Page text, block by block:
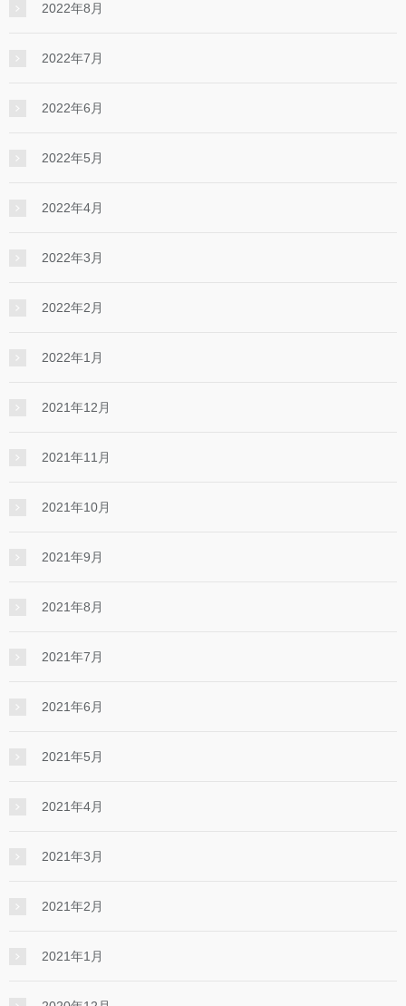
2022年8月
2022年7月
2022年6月
2022年5月
2022年4月
2022年3月
2022年2月
2022年1月
2021年12月
2021年11月
2021年10月
2021年9月
2021年8月
2021年7月
2021年6月
2021年5月
2021年4月
2021年3月
2021年2月
2021年1月